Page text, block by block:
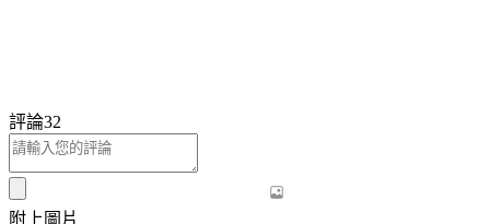
評論32
附上圖片